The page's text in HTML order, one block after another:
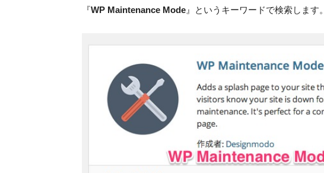
『WP Maintenance Mode 』というキーワードで検索します。